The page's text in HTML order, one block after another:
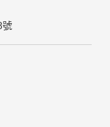
號